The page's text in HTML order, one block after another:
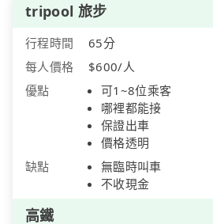
tripool 旅步
行程時間
65分
每人價格
$600/人
優點
可1~8位乘客
哪裡都能接
保證出車
價格透明
缺點
無臨時叫車
不收現金
高鐵